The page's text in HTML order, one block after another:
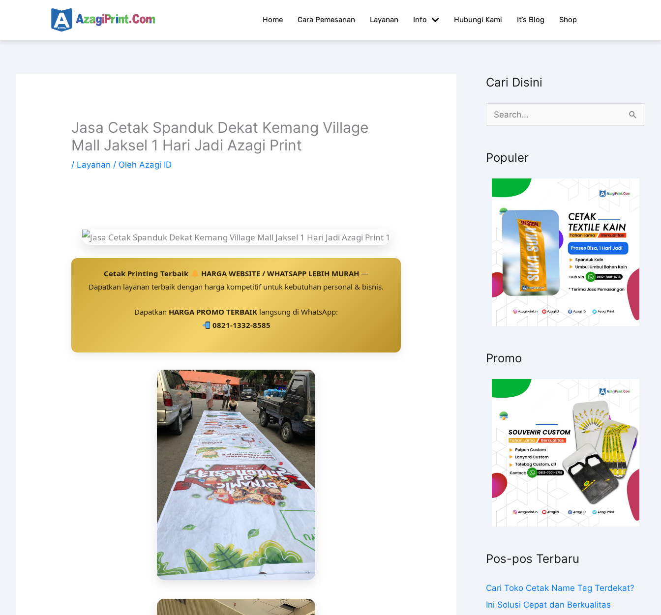
Home Cara Pemesanan Layanan Info Hubungi Kami It’s Blog Shop
Jasa Cetak Spanduk Dekat Kemang Village
Mall Jaksel 1 Hari Jadi Azagi Print
/ Layanan / Oleh Azagi ID
Cetak Printing Terbaik HARGA WEBSITE / WHATSAPP LEBIH MURAH—
Dapatkan layanan terbaik dengan harga kompetitif untuk kebutuhan personal & bisnis.
Dapatkan HARGA PROMO TERBAIK langsung di WhatsApp:
0821-1332-8585
Cari Disini
rPopuler
Promo
Pos-pos Terbaru
Cari Toko Cetak Name Tag Terdekat?
Ini Solusi Cepat dan Berkualitas